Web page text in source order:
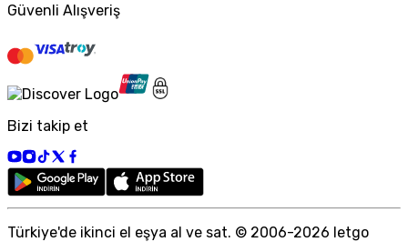
Güvenli Alışveriş
Bizi takip et
Türkiye'de ikinci el eşya al ve sat. © 2006-2026 letgo